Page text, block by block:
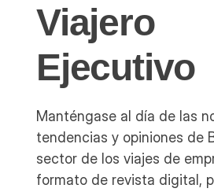
Viajero
Ejecutivo
Manténgase al día de las
tendencias y opiniones de
sector de los viajes de
formato de revista digital,